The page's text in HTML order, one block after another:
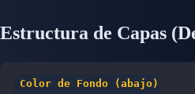
Estructura de Capas
Color de Fondo (abajo)